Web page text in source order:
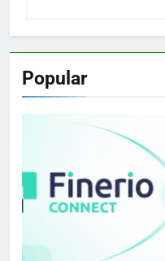
Popular